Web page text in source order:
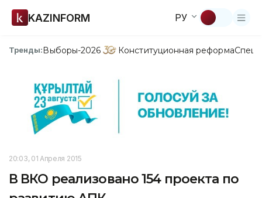
KAZINFORM РУ
Тренды:Выборы-2026 Конституционная реформа
20:03, 01 Апреля 2015
В ВКО реализовано 154 проекта по